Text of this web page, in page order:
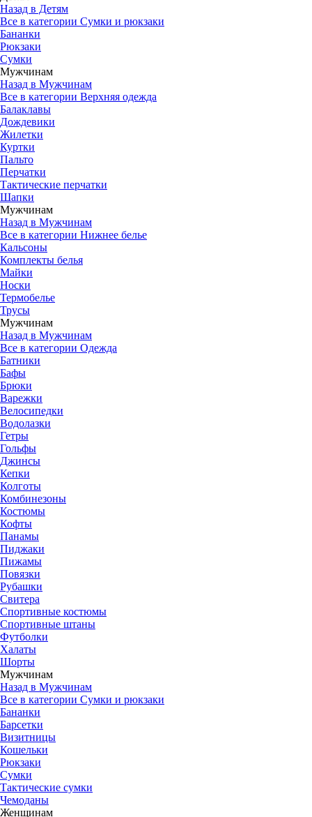
Назад в Детям
Все в категории Сумки и рюкзаки
Бананки
Рюкзаки
Сумки
Мужчинам
Назад в Мужчинам
Все в категории Верхняя одежда
Балаклавы
Дождевики
Жилетки
Куртки
Пальто
Перчатки
Тактические перчатки
Шапки
Мужчинам
Назад в Мужчинам
Все в категории Нижнее белье
Кальсоны
Комплекты белья
Майки
Носки
Термобелье
Трусы
Мужчинам
Назад в Мужчинам
Все в категории Одежда
Батники
Бафы
Брюки
Варежки
Велосипедки
Водолазки
Гетры
Гольфы
Джинсы
Кепки
Колготы
Комбинезоны
Костюмы
Кофты
Панамы
Пиджаки
Пижамы
Повязки
Рубашки
Свитера
Спортивные костюмы
Спортивные штаны
Футболки
Халаты
Шорты
Мужчинам
Назад в Мужчинам
Все в категории Сумки и рюкзаки
Бананки
Барсетки
Визитницы
Кошельки
Рюкзаки
Сумки
Тактические сумки
Чемоданы
Женщинам